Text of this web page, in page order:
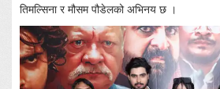
तिमल्सिना र मौसम पौडेलको अभिनय छ ।